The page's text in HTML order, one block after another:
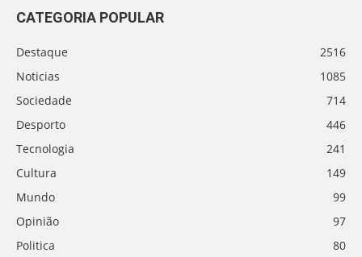
CATEGORIA POPULAR
Destaque
2516
Noticias
1085
Sociedade
714
Desporto
446
Tecnologia
241
Cultura
149
Mundo
99
Opinião
97
Politica
80